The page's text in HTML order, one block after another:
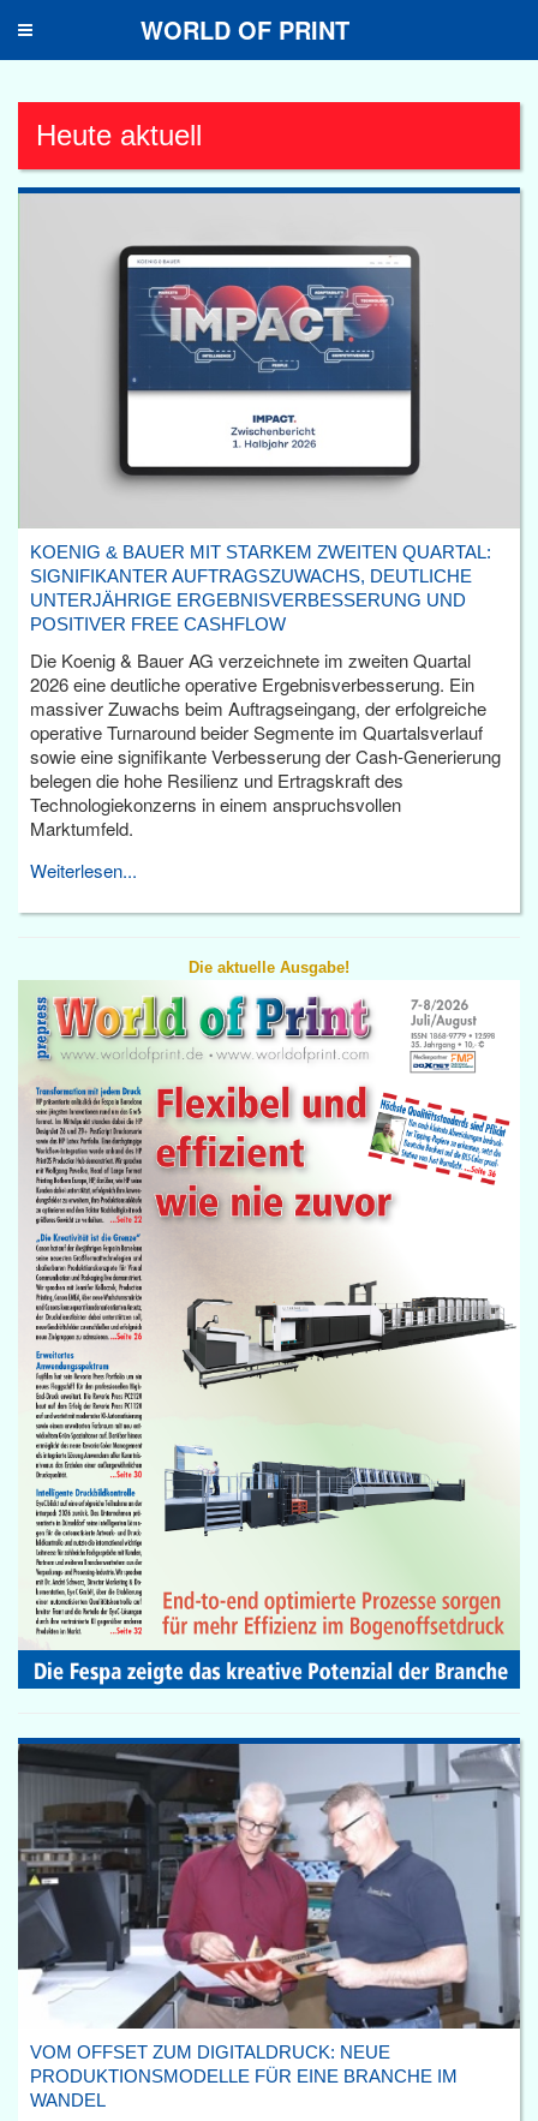
Toggle
WORLD OF PRINT
Heute aktuell
KOENIG & BAUER MIT STARKEM ZWEITEN QUARTAL:
SIGNIFIKANTER AUFTRAGSZUWACHS, DEUTLICHE
UNTERJÄHRIGE ERGEBNISVERBESSERUNG UND
POSITIVER FREE CASHFLOW
Die Koenig & Bauer AG verzeichnete im zweiten Quartal
2026 eine deutliche operative Ergebnisverbesserung. Ein
massiver Zuwachs beim Auftragseingang, der erfolgreiche
operative Turnaround beider Segmente im Quartalsverlauf
sowie eine signifikante Verbesserung der Cash-Generierung
belegen die hohe Resilienz und Ertragskraft des
Technologiekonzerns in einem anspruchsvollen
Marktumfeld.
Weiterlesen...
Die aktuelle Ausgabe!
VOM OFFSET ZUM DIGITALDRUCK: NEUE
PRODUKTIONSMODELLE FÜR EINE BRANCHE IM
WANDEL